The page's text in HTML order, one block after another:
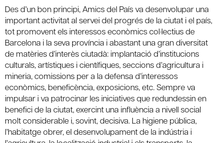
Des d’un bon principi, Amics del País va desenvolupar una
important activitat al servei del progrés de la ciutat i el país,
tot promovent els interessos econòmics col·lectius de
Barcelona i la seva província i abastant una gran diversitat
de matèries d’interès ciutadà: implantació d’institucions
culturals, artístiques i científiques, seccions d’agricultura i
mineria, comissions per a la defensa d’interessos
econòmics, beneficència, exposicions, etc. Sempre va
impulsar i va patrocinar les iniciatives que redundessin en
benefici de la ciutat, exercint una influència a nivell social
molt considerable i, sovint, decisiva. La higiene pública,
l’habitatge obrer, el desenvolupament de la indústria i